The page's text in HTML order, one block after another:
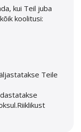
kui Teil juba
koolitusi:
Teile